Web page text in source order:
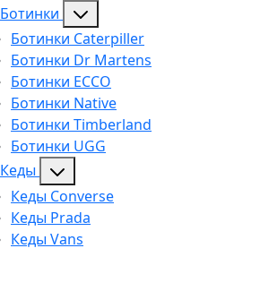
Ботинки
Ботинки Caterpiller
Ботинки Dr Martens
Ботинки ECCO
Ботинки Native
Ботинки Timberland
Ботинки UGG
Кеды
Кеды Converse
Кеды Prada
Кеды Vans